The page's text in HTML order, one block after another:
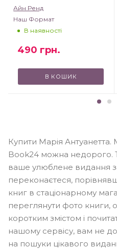
Айн Ренд
Наш Формат
В наявності
490 грн.
В КОШИК
Купити Марія Антуанетта.
Book24 можна недорого.
ваше улюблене видання
переконаєтеся,
книг в стаціонарному
переглянути фото книги,
коротким змістом і
нашому сервісу, вам не
на пошуки цікавого